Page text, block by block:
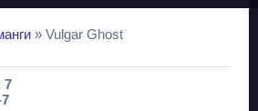
» Vulgar Ghost
7